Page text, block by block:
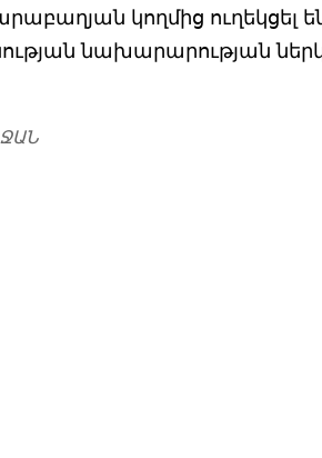
կողմից ուղեկցել
նախարարության